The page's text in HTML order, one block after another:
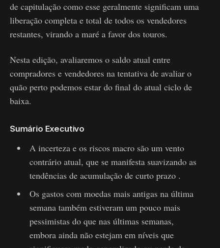
de capitulação como esse geralmente significam uma
liberação completa e total de todos os vendedores
restantes, virando a maré a favor dos touros.
Nesta edição, avaliaremos o saldo atual entre
compradores e vendedores na tentativa de avaliar o
quão perto podemos estar do final do atual ciclo de
baixa.
Sumário Executivo
A incerteza e os riscos macro são um vento
contrário atual, que se manifesta suavizando as
tendências de acumulação de curto prazo .
Os gastos com moedas mais antigas na última
semana também estiveram um pouco mais
pessimistas do que nas últimas semanas,
embora ainda não estejam em níveis que